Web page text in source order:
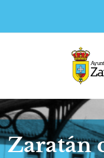
Zaratán